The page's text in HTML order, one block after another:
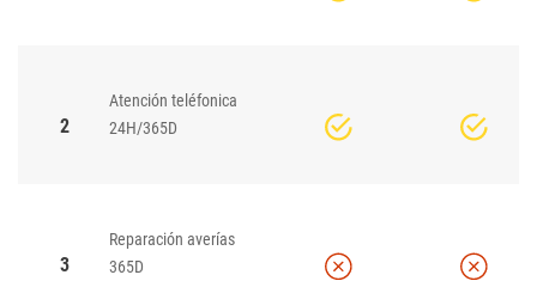
2
Atención teléfonica
24H/365D
3
Reparación averías
365D